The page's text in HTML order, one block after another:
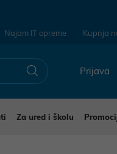
Najam IT opreme Kupnja
Prijava
Za ured i školu